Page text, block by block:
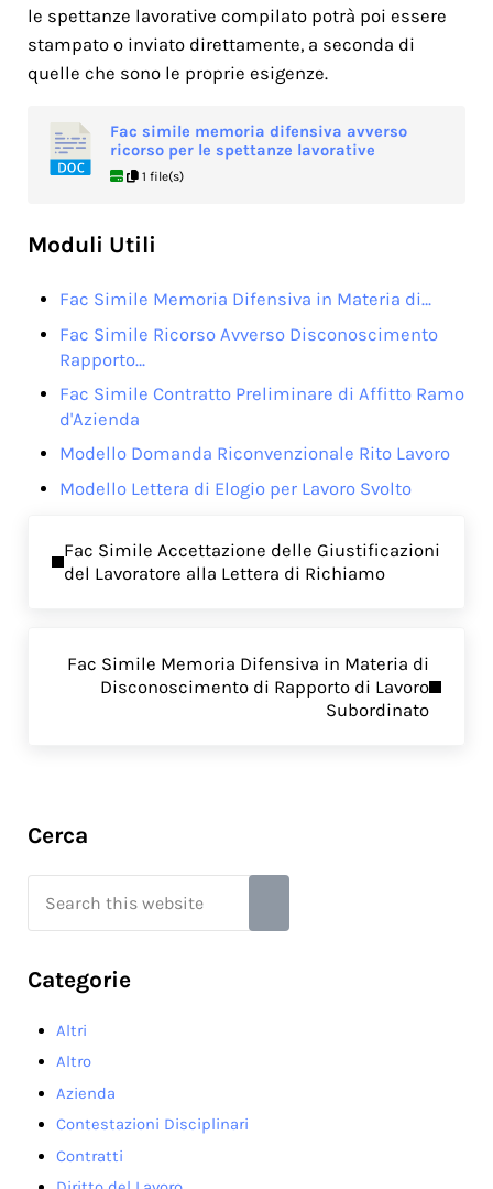
le spettanze lavorative compilato potrà poi essere
stampato o inviato direttamente, a seconda di
quelle che sono le proprie esigenze.
Fac simile memoria difensiva avverso
ricorso per le spettanze lavorative
1 file(s)
Moduli Utili
Fac Simile Memoria Difensiva in Materia di…
Fac Simile Ricorso Avverso Disconoscimento
Rapporto…
Fac Simile Contratto Preliminare di Affitto Ramo
d'Azienda
Modello Domanda Riconvenzionale Rito Lavoro
Modello Lettera di Elogio per Lavoro Svolto
Fac Simile Accettazione delle Giustificazioni
del Lavoratore alla Lettera di Richiamo
Fac Simile Memoria Difensiva in Materia di
Disconoscimento di Rapporto di Lavoro
Subordinato
Sidebar
Cerca
Categorie
Altri
Altro
Azienda
Contestazioni Disciplinari
Contratti